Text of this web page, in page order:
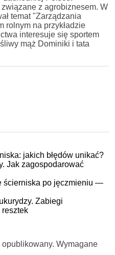
z agrobiznesem. W
temat "Zarządzania
rolnym na przykładzie
interesuje się sportem
mąż Dominiki i tata
jakich błędów unikać?
Jak zagospodarować
ścierniska po jęczmieniu —
Zabiegi
resztek
Wymagane